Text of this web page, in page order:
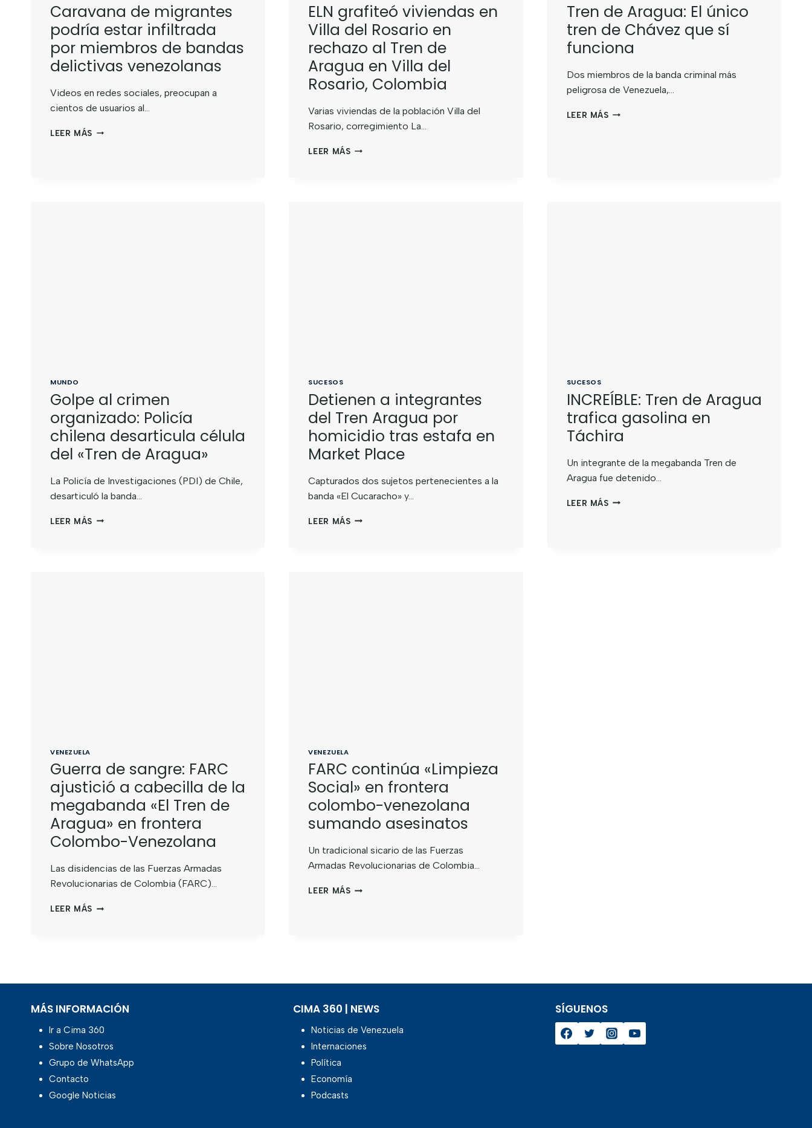
Caravana de migrantes
podría estar infiltrada
por miembros de bandas
delictivas venezolanas
Videos en redes sociales, preocupan a
cientos de usuarios al…
LEER MÁS
ELN grafiteó viviendas en
Villa del Rosario en
rechazo al Tren de
Aragua en Villa del
Rosario, Colombia
Varias viviendas de la población Villa del
Rosario, corregimiento La…
LEER MÁS
Tren de Aragua: El único
tren de Chávez que sí
funciona
Dos miembros de la banda criminal más
peligrosa de Venezuela,…
LEER MÁS
MUNDO
Golpe al crimen
organizado: Policía
chilena desarticula célula
del «Tren de Aragua»
La Policía de Investigaciones (PDI) de Chile,
desarticuló la banda…
LEER MÁS
SUCESOS
Detienen a integrantes
del Tren Aragua por
homicidio tras estafa en
Market Place
Capturados dos sujetos pertenecientes a la
banda «El Cucaracho» y…
LEER MÁS
SUCESOS
INCREÍBLE: Tren de Aragua
trafica gasolina en
Táchira
Un integrante de la megabanda Tren de
Aragua fue detenido…
LEER MÁS
VENEZUELA
Guerra de sangre: FARC
ajustició a cabecilla de la
megabanda «El Tren de
Aragua» en frontera
Colombo-Venezolana
Las disidencias de las Fuerzas Armadas
Revolucionarias de Colombia (FARC)…
LEER MÁS
VENEZUELA
FARC continúa «Limpieza
Social» en frontera
colombo-venezolana
sumando asesinatos
Un tradicional sicario de las Fuerzas
Armadas Revolucionarias de Colombia…
LEER MÁS
MÁS INFORMACIÓN
Ir a Cima 360
Sobre Nosotros
Grupo de WhatsApp
Contacto
Google Noticias
CIMA 360 | NEWS
Noticias de Venezuela
Internaciones
Política
Economía
Podcasts
SÍGUENOS